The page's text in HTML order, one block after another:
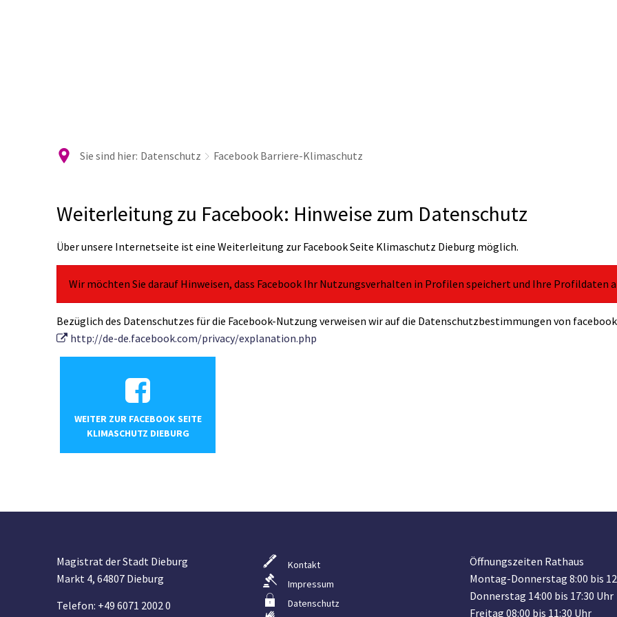
Sie sind hier: Datenschutz Facebook Barriere-Klimaschutz
Facebook
Barriere-
Klimaschutz
Weiterleitung zu Facebook: Hinweise zum Datenschutz
Über unsere Internetseite ist eine Weiterleitung zur Facebook Seite Klimaschutz Dieburg möglich.
Wir möchten Sie darauf Hinweisen, dass Facebook Ihr Nutzungsverhalten in Profilen speichert und Ihre Profildaten
Bezüglich des Datenschutzes für die Facebook-Nutzung verweisen wir auf die Datenschutzbestimmungen von
http://de-de.facebook.com/privacy/explanation.php
WEITER ZUR FACEBOOK SEITE
KLIMASCHUTZ DIEBURG
Magistrat der Stadt Dieburg
Markt 4, 64807 Dieburg
Telefon: +49 6071 2002 0
Kontakt
Impressum
Datenschutz
Öffnungszeiten Rathaus
Montag-Donnerstag 8:00 bis
Donnerstag 14:00 bis 17:30 Uhr
Freitag 08:00 bis 11:30 Uhr